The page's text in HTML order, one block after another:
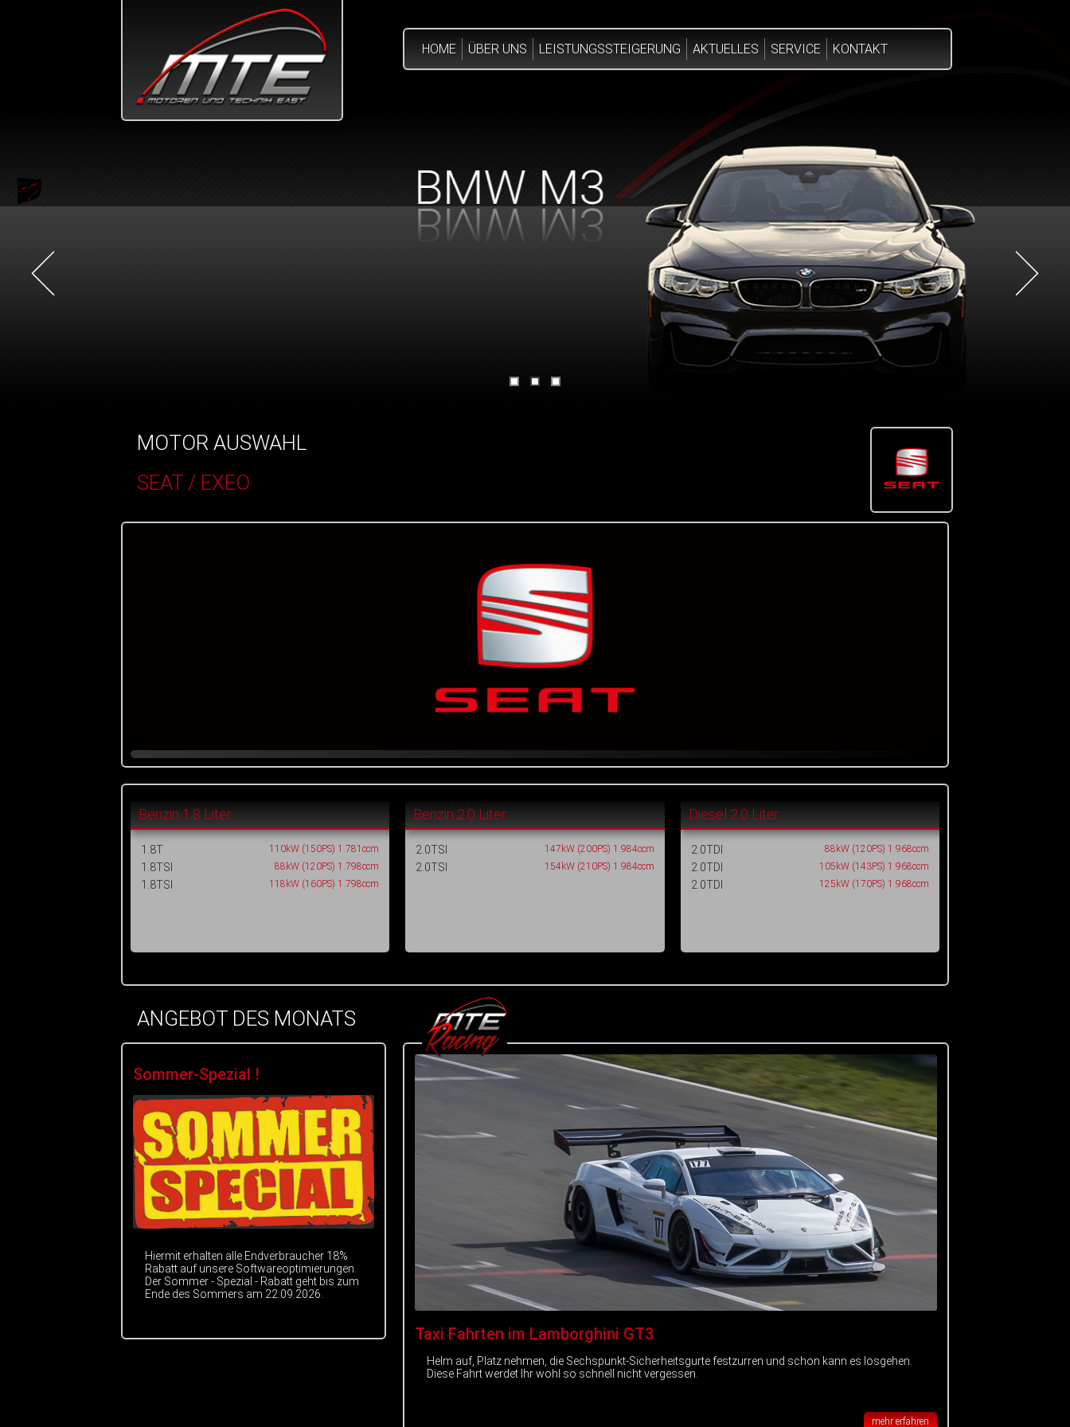
HOME ÜBER UNS LEISTUNGSSTEIGERUNG AKTUELLES SERVICE KONTAKT
BMW M3
MOTOR AUSWAHL
SEAT / EXEO
Benzin 1.8 Liter
1.8T 110kW (150PS) 1.781ccm
1.8TSI 88kW (120PS) 1.798ccm
1.8TSI 118kW (160PS) 1.798ccm
Benzin 2.0 Liter
2.0TSI 147kW (200PS) 1.984ccm
2.0TSI 154kW (210PS) 1.984ccm
Diesel 2.0 Liter
2.0TDI 88kW (120PS) 1.968ccm
2.0TDI 105kW (143PS) 1.968ccm
2.0TDI 125kW (170PS) 1.968ccm
ANGEBOT DES MONATS
Sommer-Spezial !
Hiermit erhalten alle Endverbraucher 18%
Rabatt auf unsere Softwareoptimierungen.
Der Sommer - Spezial - Rabatt geht bis zum
Ende des Sommers am 22.09.2026.
Taxi Fahrten im Lamborghini GT3
Helm auf, Platz nehmen, die Sechspunkt-Sicherheitsgurte festzurren und schon kann es losgehen.
Diese Fahrt werdet Ihr wohl so schnell nicht vergessen.
mehr erfahren